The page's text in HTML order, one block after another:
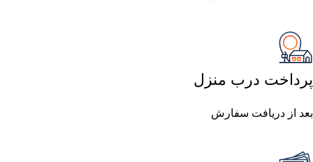
پرداخت درب منزل
بعد از دریافت سفارش